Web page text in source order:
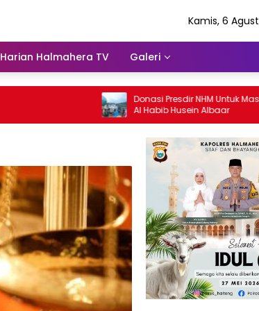
Kamis, 6
Harian Halmahera TV Galeri
Donasi Presdir NHM Untuk Masjid
Al Habib Husein Albaar